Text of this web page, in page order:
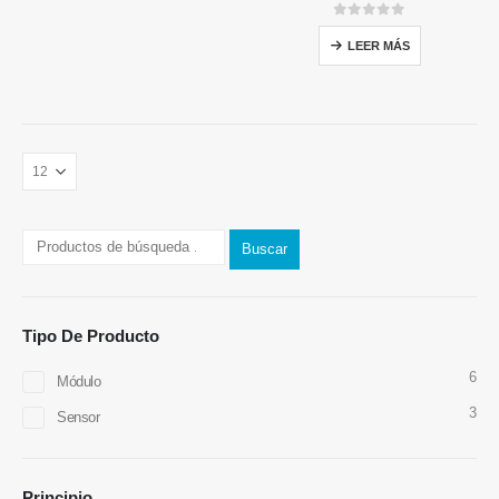
0de 5
LEER MÁS
Buscar
Tipo De Producto
Módulo 6
Sensor 3